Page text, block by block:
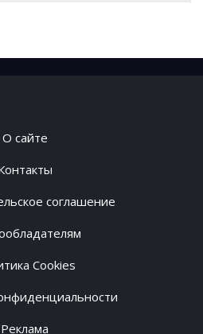
О сайте
соглашение
Cookies
Реклама